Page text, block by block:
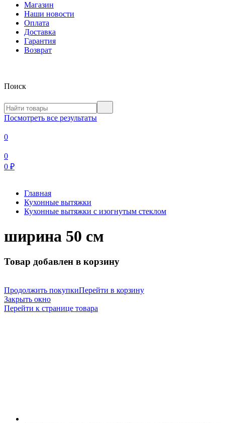
Магазин
Наши новости
Оплата
Доставка
Гарантия
Возврат
Поиск
Посмотреть все результаты
0
0
0 ₽
Главная
Кухонные вытяжки
Кухонные вытяжки с изогнутым стеклом
ширина 50 см
Товар добавлен в корзину
Продолжить покупкиПерейти в корзину
Закрыть окно
Перейти к странице товара